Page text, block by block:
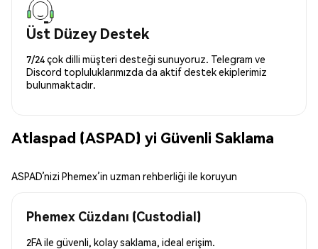
Üst Düzey Destek
7/24 çok dilli müşteri desteği sunuyoruz. Telegram ve
Discord topluluklarımızda da aktif destek ekiplerimiz
bulunmaktadır.
Atlaspad (ASPAD) yi Güvenli Saklama
ASPAD’nizi Phemex’in uzman rehberliği ile koruyun
Phemex Cüzdanı (Custodial)
2FA ile güvenli, kolay saklama, ideal erişim.